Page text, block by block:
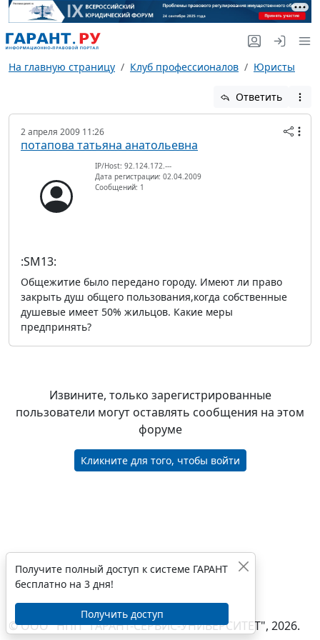
На главную страницу Клуб профессионалов Юристы
Ответить
2 апреля 2009 11:26
потапова татьяна анатольевна
IP/Host: 92.124.172.---
Дата регистрации: 02.04.2009
Сообщений: 1
:SM13:
Общежитие было передано городу. Имеют ли право
закрыть душ общего пользования,когда собственные
душевые имеет 50% жильцов. Какие меры
предпринять?
Извините, только зарегистрированные
пользователи могут оставлять сообщения на этом
форуме
Кликните для того, чтобы войти
© ООО "НПП "ГАРАНТ-СЕРВИС-УНИВЕРСИТЕТ", 2026.
Получите полный доступ к системе ГАРАНТ
бесплатно на 3 дня!
Получить доступ